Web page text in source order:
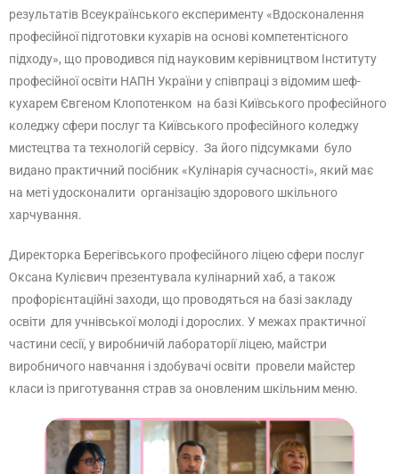
результатів Всеукраїнського експерименту «Вдосконалення
професійної підготовки кухарів на основі компетентісного
підходу», що проводився під науковим керівництвом Інституту
професійної освіти НАПН України у співпраці з відомим шеф-
кухарем Євгеном Клопотенком на базі Київського професійного
коледжу сфери послуг та Київського професійного коледжу
мистецтва та технологій сервісу. За його підсумками було
видано практичний посібник «Кулінарія сучасності», який має
на меті удосконалити організацію здорового шкільного
харчування.
Директорка Берегівського професійного ліцею сфери послуг
Оксана Кулієвич презентувала кулінарний хаб, а також
профорієнтаційні заходи, що проводяться на базі закладу
освіти для учнівської молоді і дорослих. У межах практичної
частини сесії, у виробничій лабораторії ліцею, майстри
виробничого навчання і здобувачі освіти провели майстер
класи із приготування страв за оновленим шкільним меню.